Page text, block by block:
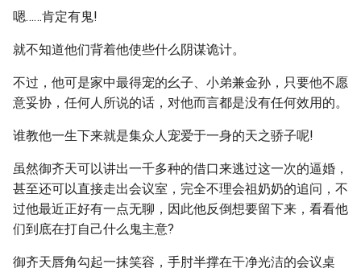
嗯……肯定有鬼!
就不知道他们背着他使些什么阴谋诡计。
不过，他可是家中最得宠的幺子、小弟兼金孙，只要他不愿
意妥协，任何人所说的话，对他而言都是没有任何效用的。
谁教他一生下来就是集众人宠爱于一身的天之骄子呢!
虽然御齐天可以讲出一千多种的借口来逃过这一次的逼婚，
甚至还可以直接走出会议室，完全不理会祖奶奶的追问，不
过他最近正好有一点无聊，因此他反倒想要留下来，看看他
们到底在打自己什么鬼主意?
御齐天唇角勾起一抹笑容，手肘半撑在干净光洁的会议桌